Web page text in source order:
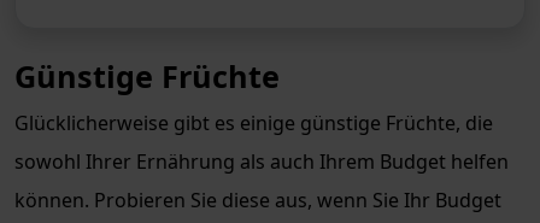
Günstige Früchte
Glücklicherweise gibt es einige günstige Früchte, die
sowohl Ihrer Ernährung als auch Ihrem Budget helfen
können. Probieren Sie diese aus, wenn Sie Ihr Budget